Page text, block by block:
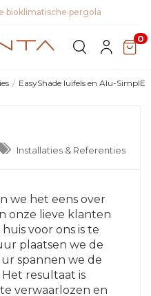
0
EasyShade luifels en Alu-SimplE
Installaties & Referenties
we het eens over
onze lieve klanten
voor ons is te
plaatsen we de
spannen we de
resultaat is
verwaarlozen en